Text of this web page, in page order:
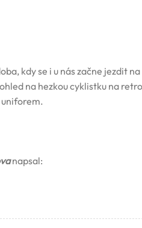
kdy se i u nás začne jezdit
na hezkou cyklistku na
napsal: